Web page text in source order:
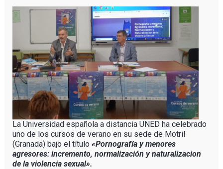
La Universidad española a distancia UNED ha celebrado
uno de los cursos de verano en su sede de Motril
(Granada) bajo el título «Pornografía y menores
agresores: incremento, normalización y naturalizacion
de la violencia sexual».